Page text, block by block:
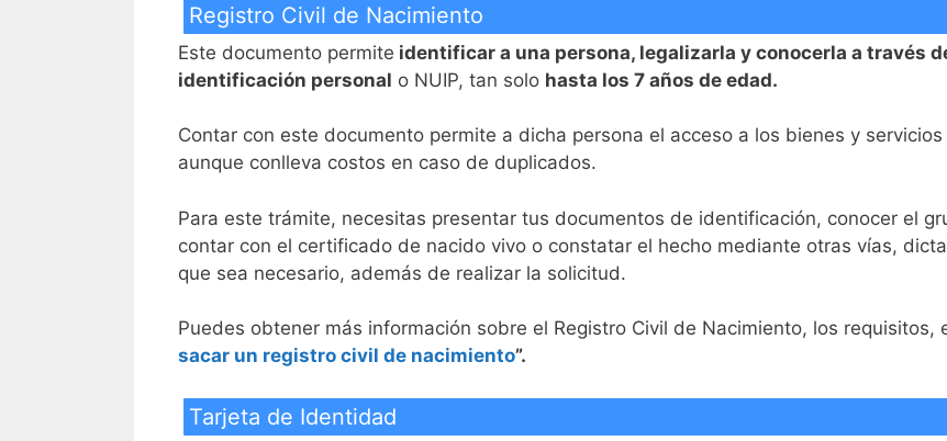
Registro Civil de Nacimiento
Este documento permite identificar a una persona, legalizarla y conocerla a través
identificación personal o NUIP, tan solo hasta los 7 años de edad.
Contar con este documento permite a dicha persona el acceso a los bienes y
aunque conlleva costos en caso de duplicados.
Para este trámite, necesitas presentar tus documentos de identificación, conocer el
contar con el certificado de nacido vivo o constatar el hecho mediante otras vías,
que sea necesario, además de realizar la solicitud.
Puedes obtener más información sobre el Registro Civil de Nacimiento, los requisitos,
sacar un registro civil de nacimiento”.
Tarjeta de Identidad